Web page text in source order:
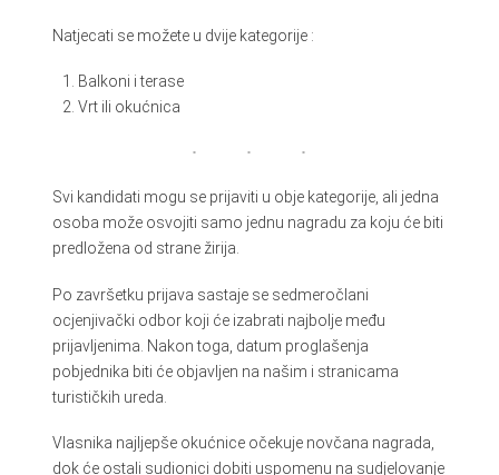
Natjecati se možete u dvije kategorije :
Balkoni i terase
Vrt ili okućnica
Svi kandidati mogu se prijaviti u obje kategorije, ali jedna
osoba može osvojiti samo jednu nagradu za koju će biti
predložena od strane žirija.
Po završetku prijava sastaje se sedmeročlani
ocjenjivački odbor koji će izabrati najbolje među
prijavljenima. Nakon toga, datum proglašenja
pobjednika biti će objavljen na našim i stranicama
turističkih ureda.
Vlasnika najljepše okućnice očekuje novčana nagrada,
dok će ostali sudionici dobiti uspomenu na sudjelovanje